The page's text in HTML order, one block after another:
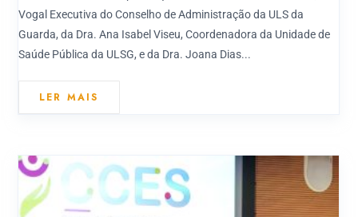
Vogal Executiva do Conselho de Administração da ULS da
Guarda, da Dra. Ana Isabel Viseu, Coordenadora da Unidade de
Saúde Pública da ULSG, e da Dra. Joana Dias...
LER MAIS